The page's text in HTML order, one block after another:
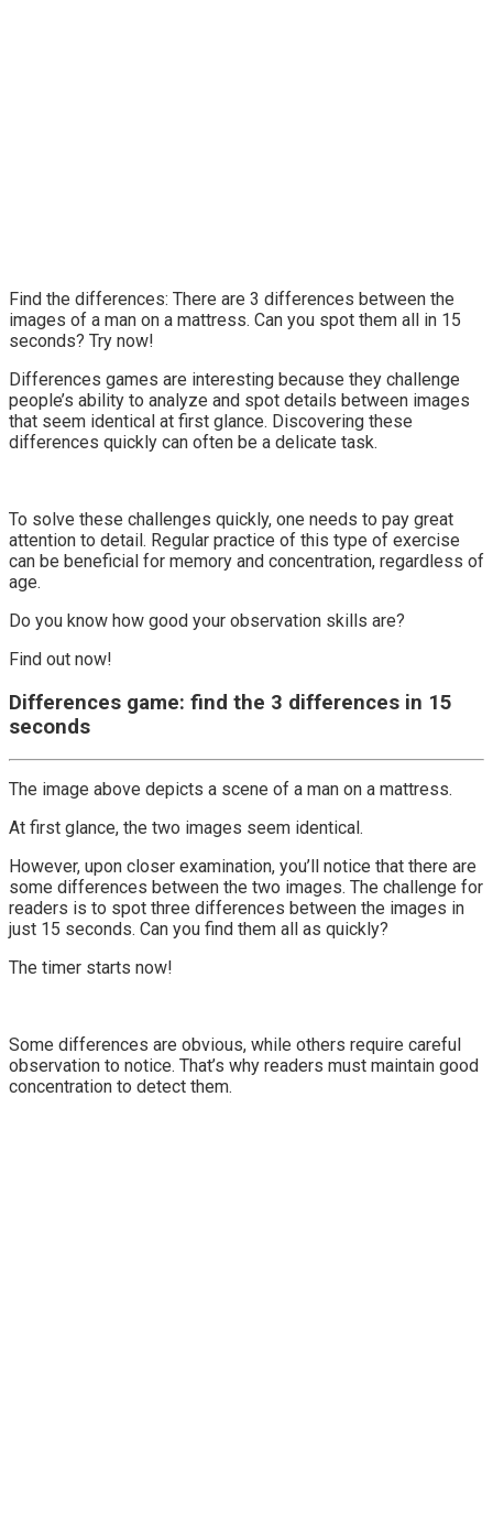
Find the differences: There are 3 differences between the
images of a man on a mattress. Can you spot them all in 15
seconds? Try now!
Differences games are interesting because they challenge
people’s ability to analyze and spot details between images
that seem identical at first glance. Discovering these
differences quickly can often be a delicate task.
To solve these challenges quickly, one needs to pay great
attention to detail. Regular practice of this type of exercise
can be beneficial for memory and concentration, regardless of
age.
Do you know how good your observation skills are?
Find out now!
Differences game: find the 3 differences in 15
seconds
The image above depicts a scene of a man on a mattress.
At first glance, the two images seem identical.
However, upon closer examination, you’ll notice that there are
some differences between the two images. The challenge for
readers is to spot three differences between the images in
just 15 seconds. Can you find them all as quickly?
The timer starts now!
Some differences are obvious, while others require careful
observation to notice. That’s why readers must maintain good
concentration to detect them.